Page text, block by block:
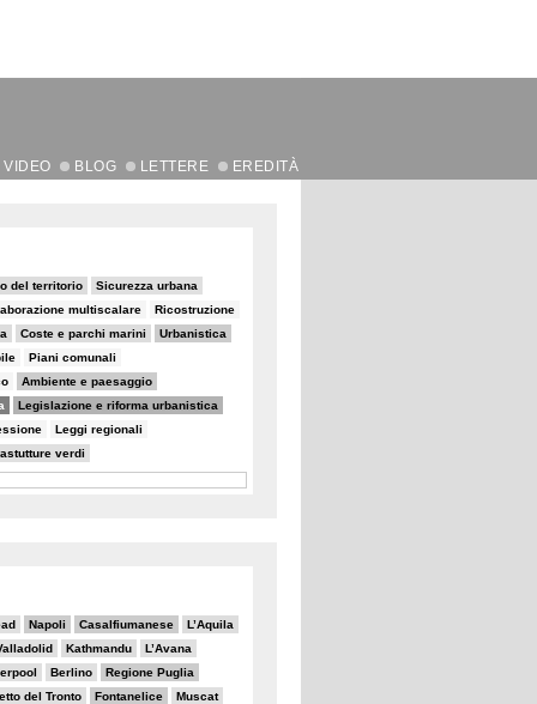
VIDEO BLOG LETTERE EREDITÀ
del territorio Sicurezza urbana
multiscalare Ricostruzione
Coste e parchi marini Urbanistica
Piani comunali
Ambiente e paesaggio
Legislazione e riforma urbanistica
Leggi regionali
verdi
Napoli Casalfiumanese L’Aquila
Kathmandu L’Avana
Berlino Regione Puglia
del Tronto Fontanelice Muscat